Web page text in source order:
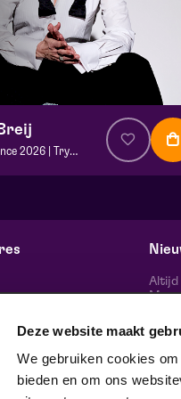
Deze website maakt
We gebruiken cookies
bieden en om ons
Oudejaarsconference 2026 | Try-out
| 20:15
Altijd